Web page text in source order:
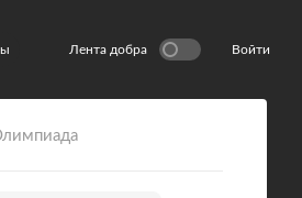
Лента добра Войти